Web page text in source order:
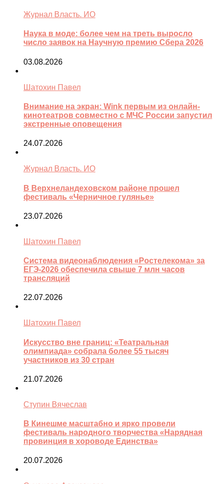
Журнал Власть. ИО
Наука в моде: более чем на треть выросло
число заявок на Научную премию Сбера 2026
03.08.2026
Шатохин Павел
Внимание на экран: Wink первым из онлайн-
кинотеатров совместно с МЧС России запустил
экстренные оповещения
24.07.2026
Журнал Власть. ИО
В Верхнеландеховском районе прошел
фестиваль «Черничное гулянье»
23.07.2026
Шатохин Павел
Система видеонаблюдения «Ростелекома» за
ЕГЭ-2026 обеспечила свыше 7 млн часов
трансляций
22.07.2026
Шатохин Павел
Искусство вне границ: «Театральная
олимпиада» собрала более 55 тысяч
участников из 30 стран
21.07.2026
Ступин Вячеслав
В Кинешме масштабно и ярко провели
фестиваль народного творчества «Нарядная
провинция в хороводе Единства»
20.07.2026